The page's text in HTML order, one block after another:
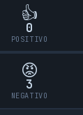
👍
0
POSITIVO
😡
3
NEGATIVO